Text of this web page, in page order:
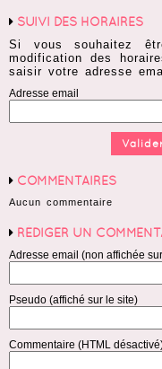
SUIVI DES HORAIRES
Si vous souhaitez
modification des
saisir votre adresse
Adresse email
COMMENTAIRES
Aucun commentaire
RÉDIGER UN
Adresse email (non affichée
Pseudo (affiché sur le site)
Commentaire (HTML